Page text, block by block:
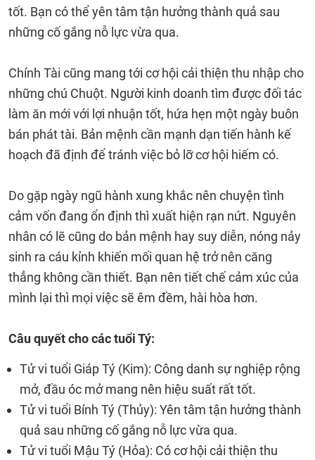
tốt. Bạn có thể yên tâm tận hưởng thành quả sau
những cố gắng nỗ lực vừa qua.
Chính Tài cũng mang tới cơ hội cải thiện thu nhập cho
những chú Chuột. Người kinh doanh tìm được đối tác
làm ăn mới với lợi nhuận tốt, hứa hẹn một ngày buôn
bán phát tài. Bản mệnh cần mạnh dạn tiến hành kế
hoạch đã định để tránh việc bỏ lỡ cơ hội hiếm có.
Do gặp ngày ngũ hành xung khắc nên chuyện tình
cảm vốn đang ổn định thì xuất hiện rạn nứt. Nguyên
nhân có lẽ cũng do bản mệnh hay suy diễn, nóng nảy
sinh ra cáu kỉnh khiến mối quan hệ trở nên căng
thẳng không cần thiết. Bạn nên tiết chế cảm xúc của
mình lại thì mọi việc sẽ êm đềm, hài hòa hơn.
Câu quyết cho các tuổi Tý:
Tử vi tuổi Giáp Tý (Kim): Công danh sự nghiệp rộng
mở, đầu óc mở mang nên hiệu suất rất tốt.
Tử vi tuổi Bính Tý (Thủy): Yên tâm tận hưởng thành
quả sau những cố gắng nỗ lực vừa qua.
Tử vi tuổi Mậu Tý (Hỏa): Có cơ hội cải thiện thu